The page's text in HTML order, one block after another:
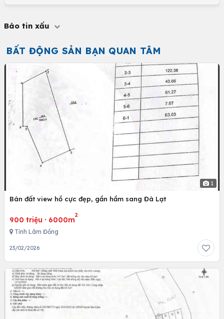
Báo tin xấu
BẤT ĐỘNG SẢN BẠN QUAN TÂM
1
Bán đất view hồ cực đẹp, gần hầm sang Đà Lạt
900 triệu · 6000m
2
Tỉnh Lâm Đồng
23/02/2026